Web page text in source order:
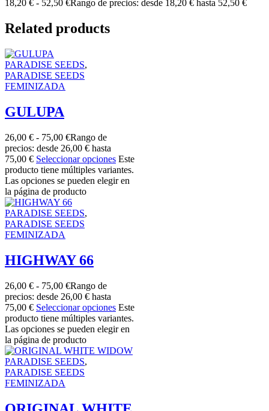
18,20 € - 52,50 €Rango de precios: desde 18,20 € hasta 52,50 €
Related products
PARADISE SEEDS,
PARADISE SEEDS
FEMINIZADA
GULUPA
26,00 € - 75,00 €Rango de
precios: desde 26,00 € hasta
75,00 € Seleccionar opciones Este
producto tiene múltiples variantes.
Las opciones se pueden elegir en
la página de producto
PARADISE SEEDS,
PARADISE SEEDS
FEMINIZADA
HIGHWAY 66
26,00 € - 75,00 €Rango de
precios: desde 26,00 € hasta
75,00 € Seleccionar opciones Este
producto tiene múltiples variantes.
Las opciones se pueden elegir en
la página de producto
PARADISE SEEDS,
PARADISE SEEDS
FEMINIZADA